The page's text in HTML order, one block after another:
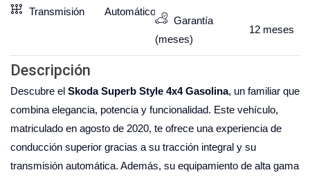
Transmisión Automático
Garantía
(meses)
12 meses
Descripción
Descubre el Skoda Superb Style 4x4 Gasolina, un familiar que
combina elegancia, potencia y funcionalidad. Este vehículo,
matriculado en agosto de 2020, te ofrece una experiencia de
conducción superior gracias a su tracción integral y su
transmisión automática. Además, su equipamiento de alta gama